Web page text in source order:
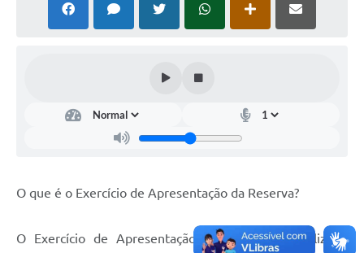
O que é o Exercício de Apresentação da Reserva?
O Exercício de Apresentação da Reserva é realizado